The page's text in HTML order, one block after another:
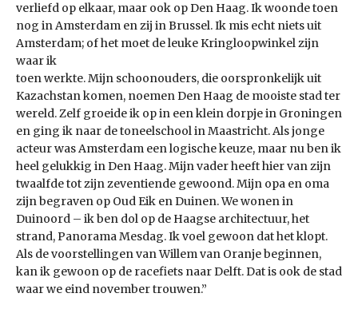
verliefd op elkaar, maar ook op Den Haag. Ik woonde toen
nog in Amsterdam en zij in Brussel. Ik mis echt niets uit
Amsterdam; of het moet de leuke Kringloopwinkel zijn
waar ik
toen werkte. Mijn schoonouders, die oorspronkelijk uit
Kazachstan komen, noemen Den Haag de mooiste stad ter
wereld. Zelf groeide ik op in een klein dorpje in Groningen
en ging ik naar de toneelschool in Maastricht. Als jonge
acteur was Amsterdam een logische keuze, maar nu ben ik
heel gelukkig in Den Haag. Mijn vader heeft hier van zijn
twaalfde tot zijn zeventiende gewoond. Mijn opa en oma
zijn begraven op Oud Eik en Duinen. We wonen in
Duinoord – ik ben dol op de Haagse architectuur, het
strand, Panorama Mesdag. Ik voel gewoon dat het klopt.
Als de voorstellingen van Willem van Oranje beginnen,
kan ik gewoon op de racefiets naar Delft. Dat is ook de stad
waar we eind november trouwen.”